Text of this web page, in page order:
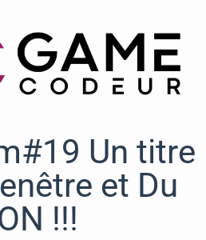
Un titre
et Du
!!!